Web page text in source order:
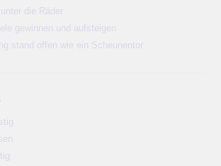
die Räder
gewinnen und aufsteigen
stand offen wie ein Scheunentor